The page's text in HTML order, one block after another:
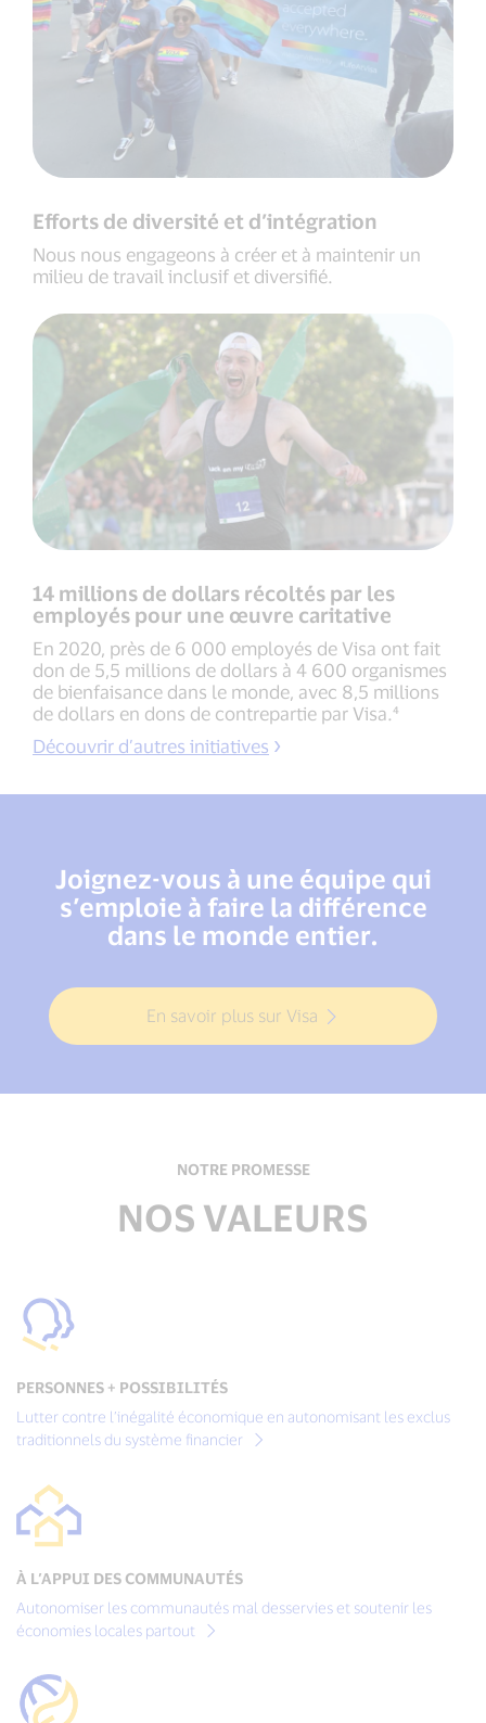
Efforts de diversité et d’intégration
Nous nous engageons à créer et à maintenir un
milieu de travail inclusif et diversifié.
14 millions de dollars récoltés par les
employés pour une œuvre caritative
En 2020, près de 6 000 employés de Visa ont fait
don de 5,5 millions de dollars à 4 600 organismes
de bienfaisance dans le monde, avec 8,5 millions
de dollars en dons de contrepartie par Visa.⁴
Découvrir d’autres initiatives
Joignez-vous à une équipe qui
s’emploie à faire la différence
dans le monde entier.
En savoir plus sur Visa
NOTRE PROMESSE
NOS VALEURS
PERSONNES + POSSIBILITÉS
Lutter contre l’inégalité économique en autonomisant les exclus
traditionnels du système financier
À L’APPUI DES COMMUNAUTÉS
Autonomiser les communautés mal desservies et soutenir les
économies locales partout